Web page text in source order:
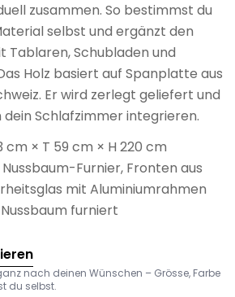
zusammen. So bestimmst du
selbst und ergänzt den
Tablaren, Schubladen und
Holz basiert auf Spanplatte aus
Er wird zerlegt geliefert und
dein Schlafzimmer integrieren.
cm × T 59 cm × H 220 cm
Furnier, Fronten aus
mit Aluminiumrahmen
furniert
nach deinen Wünschen – Grösse, Farbe
du selbst.